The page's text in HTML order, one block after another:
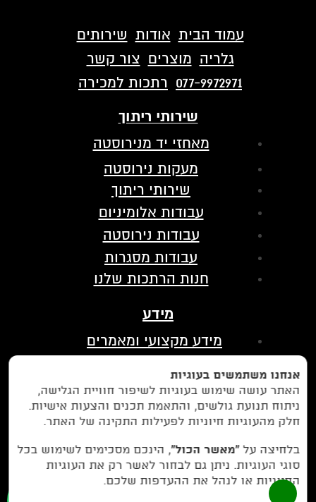
עמוד הבית אודות שירותים
גלריה מוצרים צור קשר
077-9972971 רתכות למכירה
שירותי ריתוך
מאחזי יד מנירוסטה
מעקות נירוסטה
שירותי ריתוך
עבודות אלומיניום
עבודות נירוסטה
עבודות מסגרות
חנות הרתכות שלנו
מידע
מידע מקצועי ומאמרים
מדיניות פרטיות
בין לקוחותינו
לחצו כאן כדי לנווט אלינו בווייז
או חייגו עכשיו -077-9972971
אנחנו משתמשים בעוגיות
האתר עושה שימוש בעוגיות לשיפור חוויית הגלישה,
ניתוח תנועת גולשים, והתאמת תכנים והצעות אישיות.
חלק מהעוגיות חיוניות לפעילות התקינה של האתר.
בלחיצה על“מאשר הכול”, הינכם מסכימים לשימוש בכל
סוגי העוגיות. ניתן גם לבחור לאשר רק את העוגיות
החיוניות או לנהל את ההעדפות שלכם.